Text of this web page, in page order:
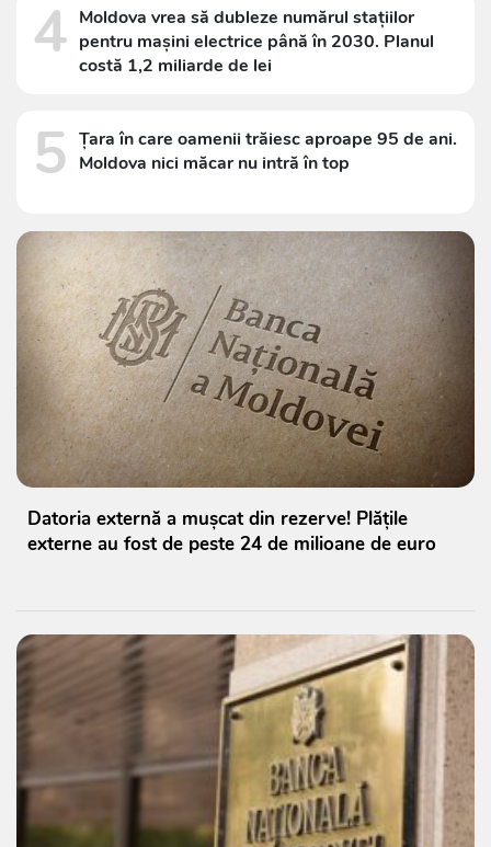
4 Moldova vrea să dubleze numărul stațiilor
pentru mașini electrice până în 2030. Planul
costă 1,2 miliarde de lei
5 Țara în care oamenii trăiesc aproape 95 de ani.
Moldova nici măcar nu intră în top
Datoria externă a mușcat din rezerve! Plățile
externe au fost de peste 24 de milioane de euro